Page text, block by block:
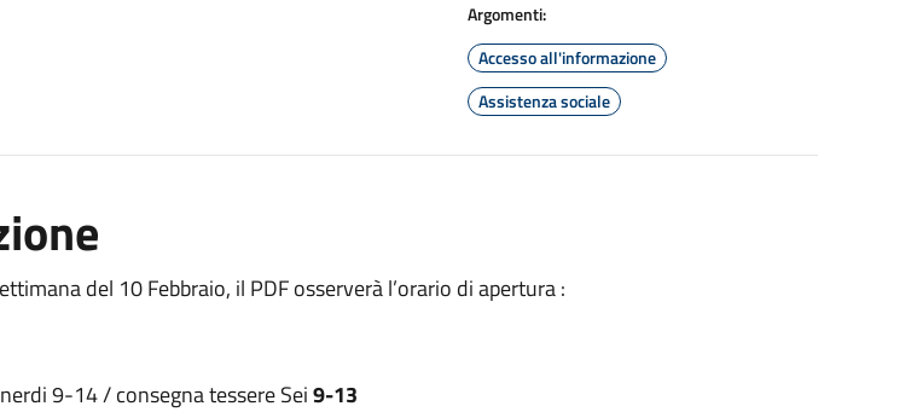
Argomenti:
Accesso all'informazione
Assistenza sociale
del 10 Febbraio, il PDF osserverà l’orario di apertura :
9-14 / consegna tessere Sei9-13